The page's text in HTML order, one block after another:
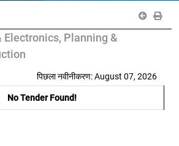
Electronics, Planning &
पिछला नवीनीकरण: August 07, 2026
No Tender Found!